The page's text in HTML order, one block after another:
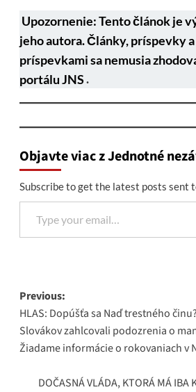
Upozornenie: Tento článok je
jeho autora. Články, príspevky
príspevkami sa nemusia
portálu JNS.
Objavte viac z Jednotné
Subscribe to get the latest posts sent
Type your email…
Post
navigation
Previous:
HLAS: Dopúšťa sa Naď trestného
Slovákov zahlcovali podozrenia o
Žiadame informácie o rokovaniach v
DOČASNÁ VLÁDA, KTORÁ MÁ IBA